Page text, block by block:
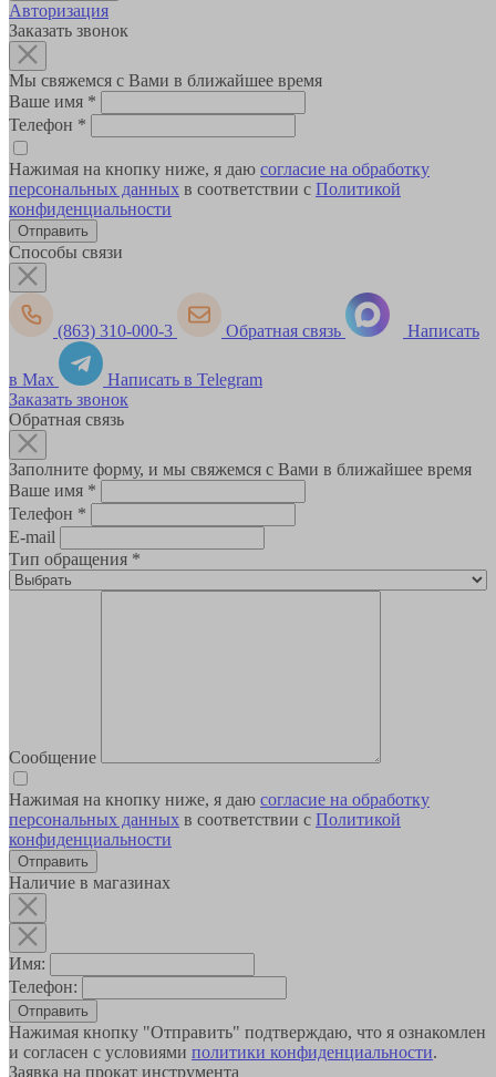
Авторизация
Заказать звонок
Мы свяжемся с Вами в ближайшее время
Ваше имя *
Телефон *
Нажимая на кнопку ниже, я даю согласие на обработку
персональных данных в соответствии с Политикой
конфиденциальности
Способы связи
(863) 310-000-3 Обратная связь Написать
в Max
Написать в Telegram
Заказать звонок
Обратная связь
Заполните форму, и мы свяжемся с Вами в ближайшее время
Ваше имя *
Телефон *
E-mail
Тип обращения *
Сообщение
Нажимая на кнопку ниже, я даю согласие на обработку
персональных данных в соответствии с Политикой
конфиденциальности
Наличие в магазинах
Имя:
Телефон:
Отправить
Нажимая кнопку "Отправить" подтверждаю, что я ознакомлен
и согласен с условиями политики конфиденциальности.
Заявка на прокат инструмента